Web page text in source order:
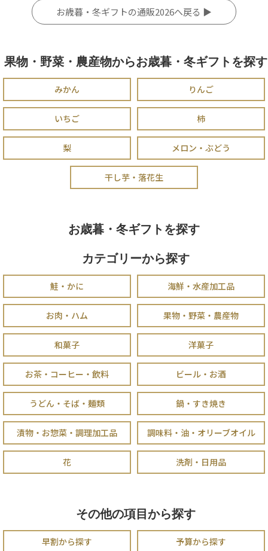
お歳暮・冬ギフトの通販2026へ戻る ▶
果物・野菜・農産物からお歳暮・冬ギフトを探す
みかん りんご
いちご 柿
梨 メロン・ぶどう
干し芋・落花生
お歳暮・冬ギフトを探す
カテゴリーから探す
鮭・かに 海鮮・水産加工品
お肉・ハム 果物・野菜・農産物
和菓子 洋菓子
お茶・コーヒー・飲料 ビール・お酒
うどん・そば・麺類 鍋・すき焼き
漬物・お惣菜・調理加工品 調味料・油・オリーブオイル
花 洗剤・日用品
その他の項目から探す
早割から探す 予算から探す